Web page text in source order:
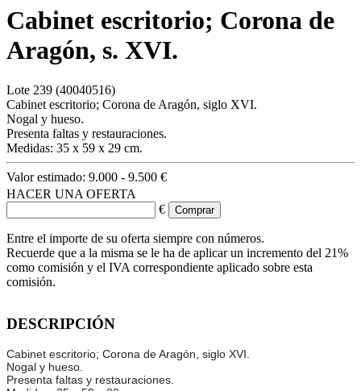
Cabinet escritorio; Corona de
Aragón, s. XVI.
Lote 239 (40040516)
Cabinet escritorio; Corona de Aragón, siglo XVI.
Nogal y hueso.
Presenta faltas y restauraciones.
Medidas: 35 x 59 x 29 cm.
Valor estimado: 9.000 - 9.500 €
HACER UNA OFERTA
€
Entre el importe de su oferta siempre con números.
Recuerde que a la misma se le ha de aplicar un incremento del 21%
como comisión y el IVA correspondiente aplicado sobre esta
comisión.
DESCRIPCIÓN
Cabinet escritorio; Corona de Aragón, siglo XVI.
Nogal y hueso.
Presenta faltas y restauraciones.